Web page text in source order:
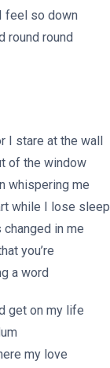
feel so down
round round
I stare at the wall
of the window
whispering me
while I lose sleep
changed in me
you’re
a word
get on my life
my love